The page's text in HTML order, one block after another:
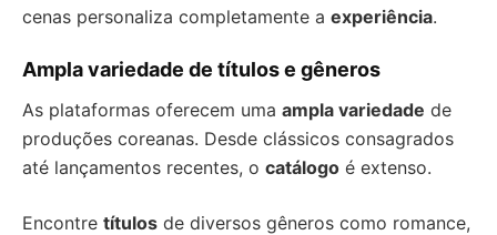
cenas personaliza completamente a experiência.
Ampla variedade de títulos e gêneros
As plataformas oferecem uma ampla variedade de
produções coreanas. Desde clássicos consagrados
até lançamentos recentes, o catálogo é extenso.
Encontre títulos de diversos gêneros como romance,